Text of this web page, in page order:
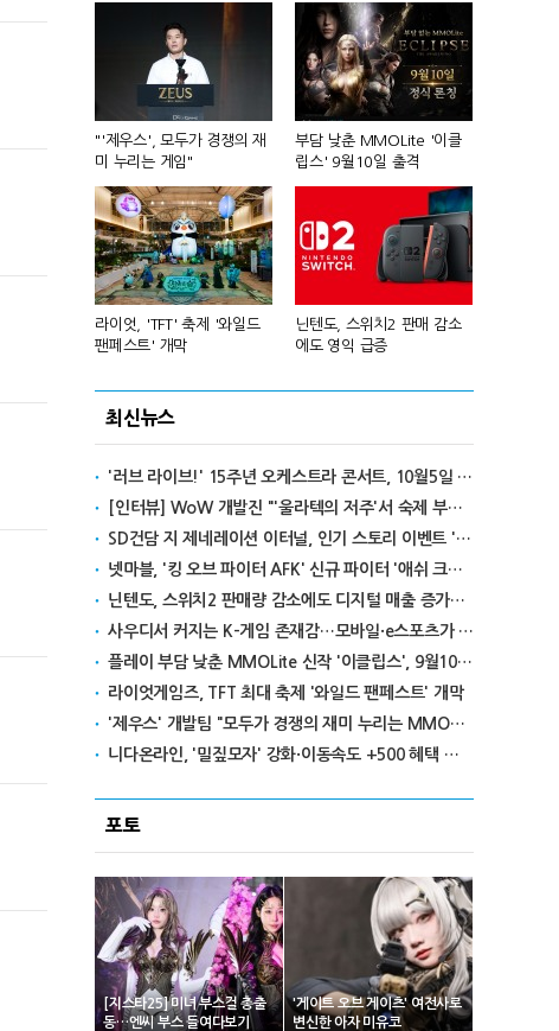
"'제우스', 모두가 경쟁의 재
미 누리는 게임"
부담 낮춘 MMOLite '이클
립스' 9월10일 출격
라이엇, 'TFT' 축제 '와일드
팬페스트' 개막
닌텐도, 스위치2 판매 감소
에도 영익 급증
최신뉴스
'러브 라이브!' 15주년 오케스트라 콘서트, 10월5일 한국서 첫 해외 공연
[인터뷰] WoW 개발진 "'울라텍의 저주'서 숙제 부담 줄이고 보상 높여"
SD건담 지 제네레이션 이터널, 인기 스토리 이벤트 '라크로아의 용사' 재개최
넷마블, '킹 오브 파이터 AFK' 신규 파이터 '애쉬 크림존' 업데이트
닌텐도, 스위치2 판매량 감소에도 디지털 매출 증가로 영익 급증
사우디서 커지는 K-게임 존재감…모바일·e스포츠가 이끌었다
플레이 부담 낮춘 MMOLite 신작 '이클립스', 9월10일 출격
라이엇게임즈, TFT 최대 축제 '와일드 팬페스트' 개막
'제우스' 개발팀 "모두가 경쟁의 재미 누리는 MMORPG로 만들 것"
니다온라인, '밀짚모자' 강화·이동속도 +500 혜택 이벤트 진행
포토
[지스타25] 미녀 부스걸 총출
동…엔씨 부스 들여다보기
'게이트 오브 게이츠' 여전사로
변신한 아자 미유코